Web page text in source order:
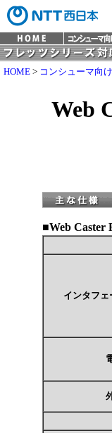
HOME > コンシューマ向
Web
■Web Caster
インタフェ